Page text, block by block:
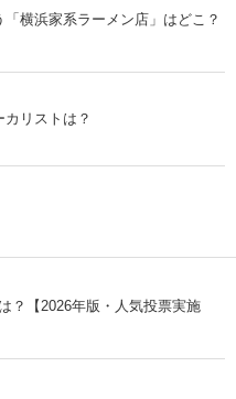
横浜家系ラーメン店」はどこ？
リストは？
？【2026年版・人気投票実施